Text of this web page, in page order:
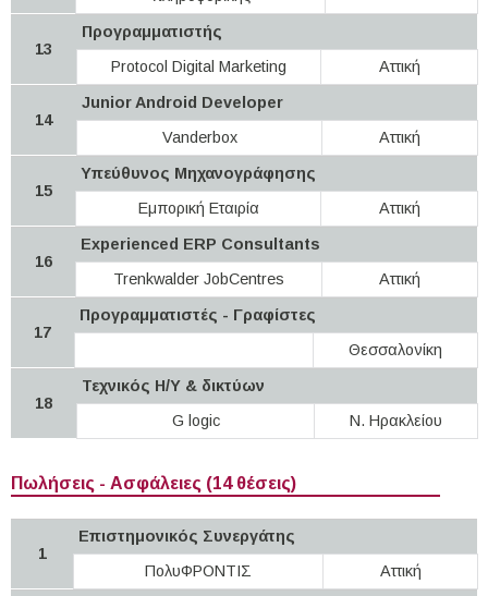
13
Προγραμματιστής
Protocol Digital Marketing
Αττική
14
Junior Android Developer
Vanderbox
Αττική
15
Υπεύθυνος Μηχανογράφησης
Εμπορική Εταιρία
Αττική
16
Experienced ERP Consultants
Trenkwalder JobCentres
Αττική
17
Προγραμματιστές - Γραφίστες
Θεσσαλονίκη
18
Τεχνικός Η/Υ & δικτύων
G logic
Ν. Ηρακλείου
Πωλήσεις - Ασφάλειες (14 θέσεις)
1
Επιστημονικός Συνεργάτης
ΠολυΦΡΟΝΤΙΣ
Αττική